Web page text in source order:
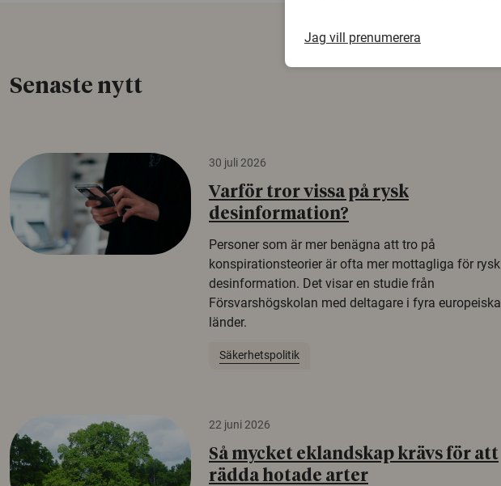
Senaste nytt
30 juli 2026
Varför tror vissa på rysk
desinformation?
Personer som är mer benägna att tro på
konspirationsteorier är ofta mer mottagliga för rysk
desinformation. Det visar en studie från
Försvarshögskolan med deltagare i fyra europeiska
länder.
Säkerhetspolitik
22 juni 2026
Så mycket eklandskap krävs för att
rädda hotade arter
Jag vill prenumerera